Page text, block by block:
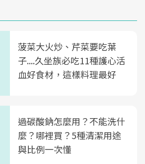
菠菜大火炒、芹菜要吃葉
子....久坐族必吃11種護心活
血好食材，這樣料理最好
過碳酸鈉怎麼用？不能洗什
麼？哪裡買？5種清潔用途
與比例一次懂